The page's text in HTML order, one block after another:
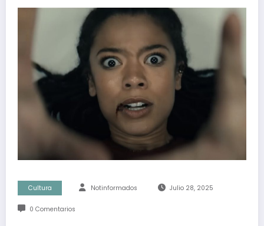
Cultura Notinformados Julio 28, 2025
0 Comentarios